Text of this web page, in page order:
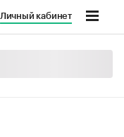
Личный кабинет